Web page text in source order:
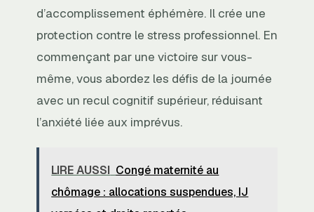
d’accomplissement éphémère. Il crée une
protection contre le stress professionnel. En
commençant par une victoire sur vous-
même, vous abordez les défis de la journée
avec un recul cognitif supérieur, réduisant
l’anxiété liée aux imprévus.
LIRE AUSSI Congé maternité au
chômage : allocations suspendues, IJ